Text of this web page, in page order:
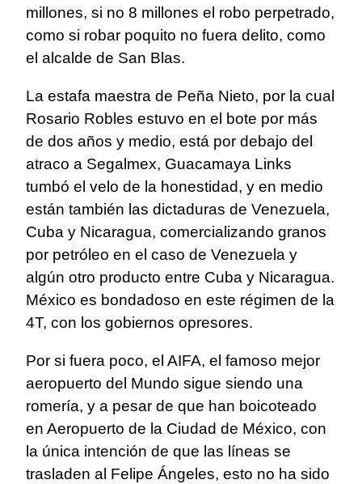
millones, si no 8 millones el robo perpetrado,
como si robar poquito no fuera delito, como
el alcalde de San Blas.
La estafa maestra de Peña Nieto, por la cual
Rosario Robles estuvo en el bote por más
de dos años y medio, está por debajo del
atraco a Segalmex, Guacamaya Links
tumbó el velo de la honestidad, y en medio
están también las dictaduras de Venezuela,
Cuba y Nicaragua, comercializando granos
por petróleo en el caso de Venezuela y
algún otro producto entre Cuba y Nicaragua.
México es bondadoso en este régimen de la
4T, con los gobiernos opresores.
Por si fuera poco, el AIFA, el famoso mejor
aeropuerto del Mundo sigue siendo una
romería, y a pesar de que han boicoteado
en Aeropuerto de la Ciudad de México, con
la única intención de que las líneas se
trasladen al Felipe Ángeles, esto no ha sido